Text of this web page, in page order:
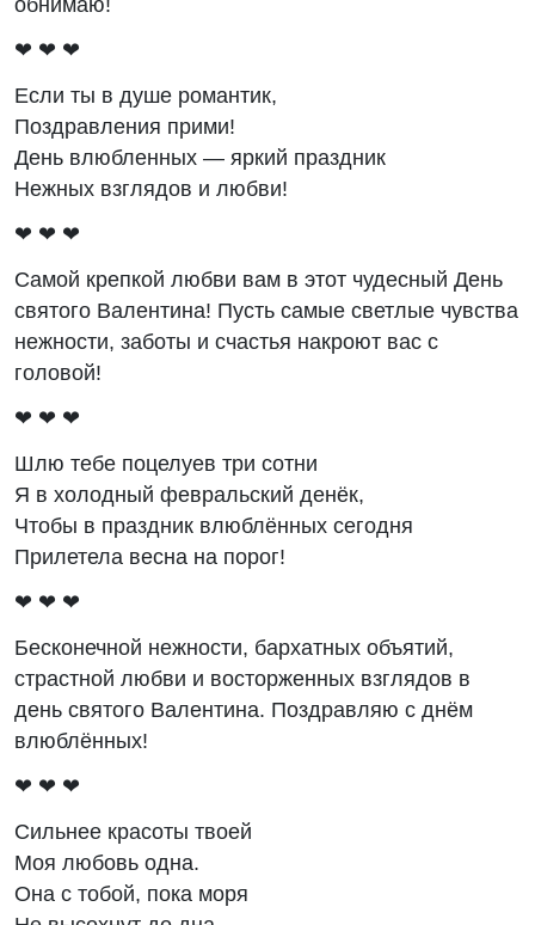
❤ ❤ ❤
Если ты в душе романтик,
Поздравления прими!
День влюбленных — яркий праздник
Нежных взглядов и любви!
❤ ❤ ❤
Самой крепкой любви вам в этот чудесный День
святого Валентина! Пусть самые светлые чувства
нежности, заботы и счастья накроют вас с
головой!
❤ ❤ ❤
Шлю тебе поцелуев три сотни
Я в холодный февральский денёк,
Чтобы в праздник влюблённых сегодня
Прилетела весна на порог!
❤ ❤ ❤
Бесконечной нежности, бархатных объятий,
страстной любви и восторженных взглядов в
день святого Валентина. Поздравляю с днём
влюблённых!
❤ ❤ ❤
Сильнее красоты твоей
Моя любовь одна.
Она с тобой, пока моря